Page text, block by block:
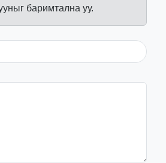
баримтална уу.